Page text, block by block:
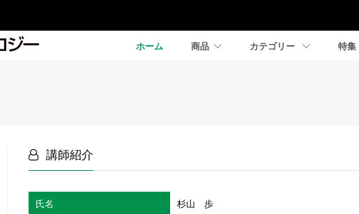
ホーム 商品 カテゴリー 特集
講師紹介
氏名 杉山 歩